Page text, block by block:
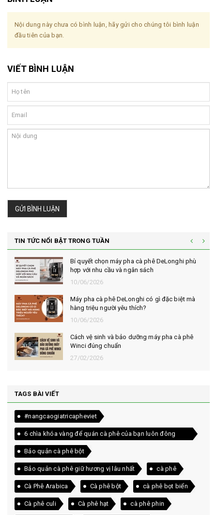
Nội dung này chưa có bình luận, hãy gửi cho chúng tôi bình luận
đầu tiên của bạn.
VIẾT BÌNH LUẬN
GỬI BÌNH LUẬN
TIN TỨC NỔI BẬT TRONG TUẦN
Bí quyết chọn máy pha cà phê DeLonghi phù
hợp với nhu cầu và ngân sách
10/06/2026
Máy pha cà phê DeLonghi có gì đặc biệt mà
hàng triệu người yêu thích?
10/06/2026
Cách vệ sinh và bảo dưỡng máy pha cà phê
Winci đúng chuẩn
27/02/2026
TAGS BÀI VIẾT
#nangcaogiatricapheviet
6 chìa khóa vàng để quán cà phê của bạn luôn đông
khách
Bảo quản cà phê bột
Bảo quản cà phê giữ hương vị lâu nhất cà phê
Cà Phê Arabica Cà phê bột cà phê bọt biển
Cà phê culi Cà phê hạt cà phê phin